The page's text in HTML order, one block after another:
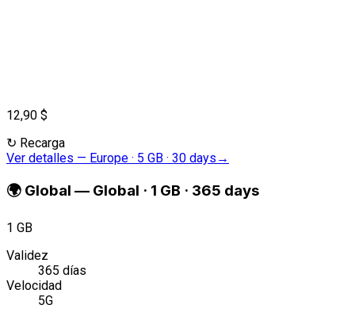
12,90 $
↻ Recarga
Ver detalles — Europe · 5 GB · 30 days →
🌍 Global — Global · 1 GB · 365 days
1 GB
Validez
365 días
Velocidad
5G